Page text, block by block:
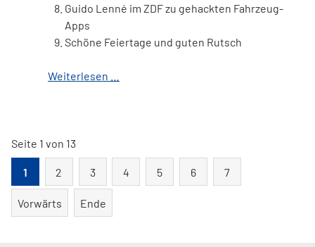
Guido Lenné im ZDF zu gehackten Fahrzeug-
Apps
Schöne Feiertage und guten Rutsch
Weiterlesen …
Seite 1 von 13
1 2 3 4 5 6 7
Vorwärts Ende